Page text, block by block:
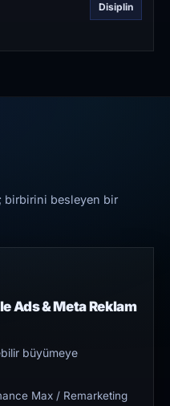
Disiplin
birbirini besleyen bir
Ads & Meta Reklam
büyümeye
Max / Remarketing